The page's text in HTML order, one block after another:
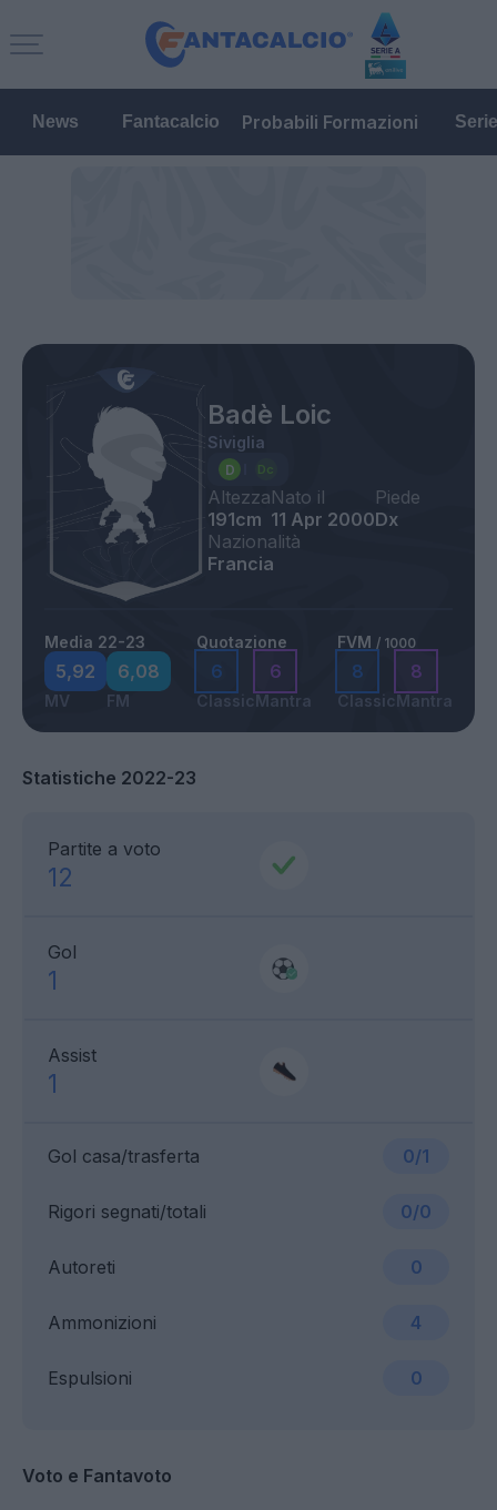
News Fantacalcio Probabili Formazioni
Badè Loic
Siviglia
Altezza
191cm
Nato il
11 Apr 2000
Piede
Dx
Nazionalità
Francia
Media 22-23
5,92
MV
6,08
FM
Quotazione
6
Classic
6
Mantra
FVM / 1000
8
Classic
8
Mantra
Statistiche 2022-23
Partite a voto
12
Gol
1
Assist
1
Gol casa/trasferta 0/1
Ammonizioni 4
Rigori segnati/totali 0/0
Espulsioni 0
Autoreti 0
Voto e Fantavoto